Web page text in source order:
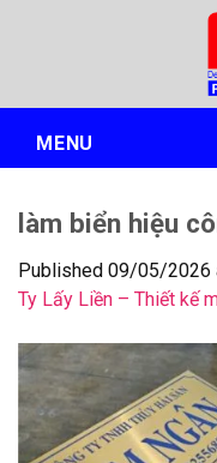
MENU
làm biển hiệu
Published 09/05/2026
Ty Lấy Liền – Thiết kế